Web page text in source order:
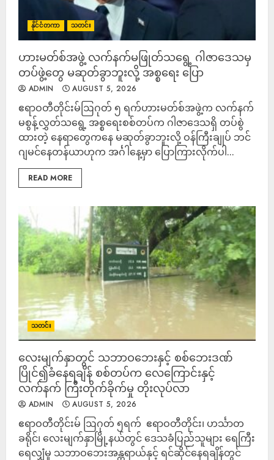
နိုင်ငံတကာ သတင်း
ဟားမတ်စ်အဖွဲ့ လက်နက်မဖြုတ်သရွေ့ ဂါဇာဒေသမှ
တပ်ဖွဲ့တွေ မဆုတ်ခွာဘူးလို့ အစ္စရေး ပြော
ADMIN AUGUST 5, 2026
ဧရာဝတီတိုင်းမ်ဩဂုတ် ၅ ရက်ဟားမတ်စ်အဖွဲ့က လက်နက်
မစွန့်လွှတ်သရွေ့ အစ္စရေးစစ်တပ်က ဂါဇာဒေသရှိ တပ်စွဲ
ထားတဲ့ နေရာတွေကနေ မဆုတ်ခွာဘူးလို့ ဝန်ကြီးချုပ် ဘင်
ဂျမင်နေတန်ယာဟုက အင်္ဂါနေ့မှာ ပြောကြားလိုက်ပါ...
READ MORE
သတင်း
‎လေးမျက်နှာတွင် သဘာဝဘေးနှင့် စစ်ဘေးဒဏ်
ပြိုင်၍ခံနေရချိန် စစ်တပ်က လေကြောင်းနှင့်
လက်နက် ကြီးတိုက်ခိုက်မှု တိုးလုပ်လာ
ADMIN AUGUST 5, 2026
‎ဧရာဝတီတိုင်းမ် ‎ဩဂုတ် ၅ရက် ‎ ‎ဧရာဝတီတိုင်း၊ ဟင်္သာတ
ခရိုင်၊ လေးမျက်နှာမြို့နယ်တွင် ဒေသခံပြည်သူများ ရေကြီး
ရေလျှံမှု သဘာဝဘေးအန္တရာယ်နှင့် ရင်ဆိုင်နေရချိန်တွင်